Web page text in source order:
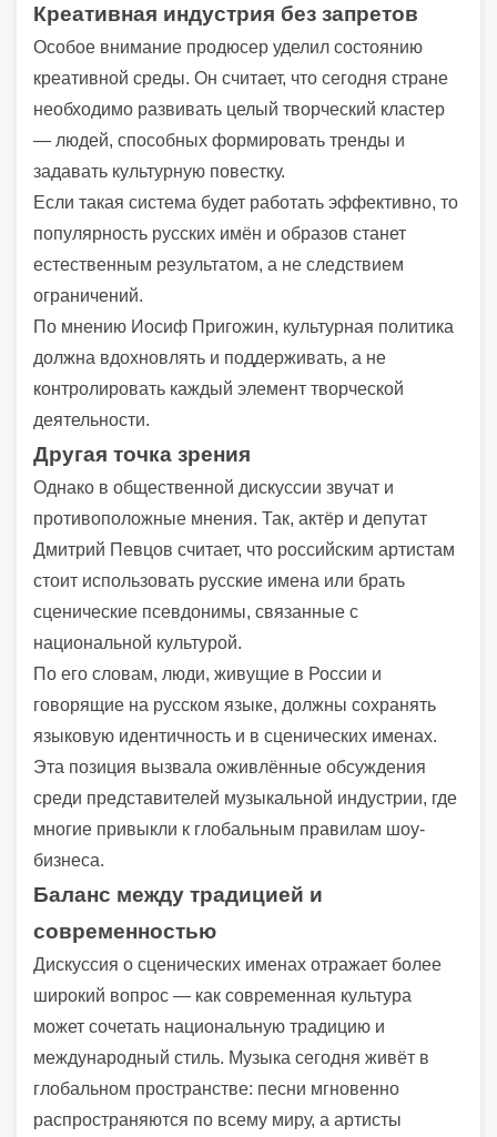
Креативная индустрия без запретов
Особое внимание продюсер уделил состоянию
креативной среды. Он считает, что сегодня стране
необходимо развивать целый творческий кластер
— людей, способных формировать тренды и
задавать культурную повестку.
Если такая система будет работать эффективно, то
популярность русских имён и образов станет
естественным результатом, а не следствием
ограничений.
По мнению Иосиф Пригожин, культурная политика
должна вдохновлять и поддерживать, а не
контролировать каждый элемент творческой
деятельности.
Другая точка зрения
Однако в общественной дискуссии звучат и
противоположные мнения. Так, актёр и депутат
Дмитрий Певцов считает, что российским артистам
стоит использовать русские имена или брать
сценические псевдонимы, связанные с
национальной культурой.
По его словам, люди, живущие в России и
говорящие на русском языке, должны сохранять
языковую идентичность и в сценических именах.
Эта позиция вызвала оживлённые обсуждения
среди представителей музыкальной индустрии, где
многие привыкли к глобальным правилам шоу-
бизнеса.
Баланс между традицией и
современностью
Дискуссия о сценических именах отражает более
широкий вопрос — как современная культура
может сочетать национальную традицию и
международный стиль. Музыка сегодня живёт в
глобальном пространстве: песни мгновенно
распространяются по всему миру, а артисты